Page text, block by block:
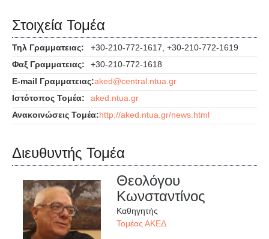
Στοιχεία Τομέα
Τηλ Γραμματειας:
+30-210-772-1617, +30-210-772-1619
Φαξ Γραμματειας:
+30-210-772-1618
E-mail Γραμματειας:
Ιστότοπος Τομέα:
aked.ntua.gr
Ανακοινώσεις Τομέα:http://aked.ntua.gr/news.html
Διευθυντής Τομέα
Θεολόγου
Κωνσταντίνος
Καθηγητής
Τομέας ΑΚΕΔ